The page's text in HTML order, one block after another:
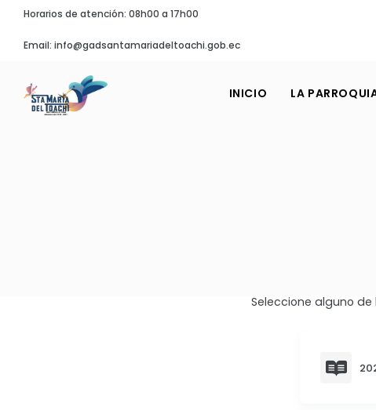
Horarios de atención: 08h00 a 17h00
Email: info@gadsantamariadeltoachi.gob.ec
INICIO LA
Seleccione alguno